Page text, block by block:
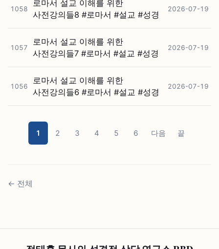
1058
로마서 설교 이해를 위한
사전강의들8 #⁠로마서 #⁠설교 #⁠성경
2026-07-19
1057
로마서 설교 이해를 위한
사전강의들7 #⁠로마서 #⁠설교 #⁠성경
2026-07-19
1056
로마서 설교 이해를 위한
사전강의들6 #⁠로마서 #⁠설교 #⁠성경
2026-07-19
1 2 3 4 5 6 다음 끝
← 전체